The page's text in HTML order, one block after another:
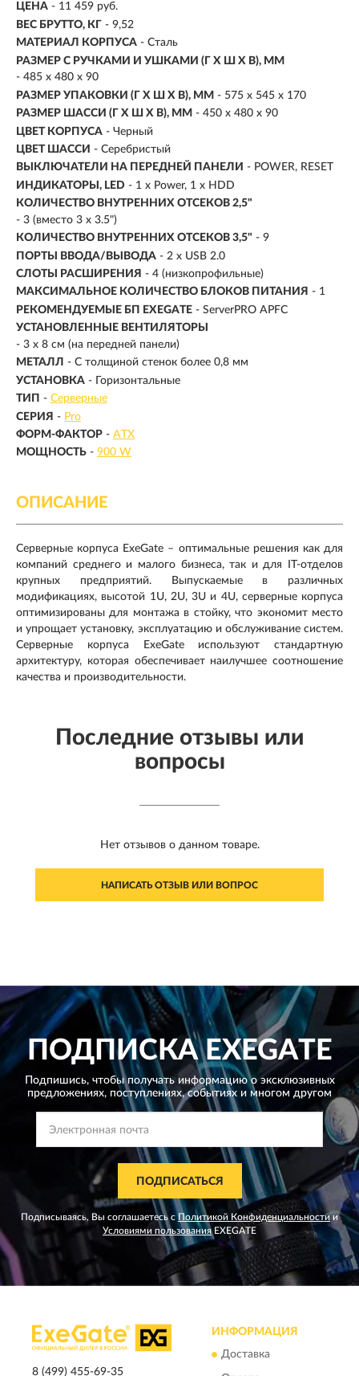
ЦЕНА - 11 459 руб.
ВЕС БРУТТО, КГ - 9,52
МАТЕРИАЛ КОРПУСА - Сталь
РАЗМЕР С РУЧКАМИ И УШКАМИ (Г X Ш X В), ММ
- 485 x 480 x 90
РАЗМЕР УПАКОВКИ (Г X Ш X B), ММ - 575 x 545 x 170
РАЗМЕР ШАССИ (Г X Ш X В), ММ - 450 x 480 x 90
ЦВЕТ КОРПУСА - Черный
ЦВЕТ ШАССИ - Серебристый
ВЫКЛЮЧАТЕЛИ НА ПЕРЕДНЕЙ ПАНЕЛИ - POWER, RESET
ИНДИКАТОРЫ, LED - 1 x Power, 1 x HDD
КОЛИЧЕСТВО ВНУТРЕННИХ ОТСЕКОВ 2,5"
- 3 (вместо 3 x 3.5")
КОЛИЧЕСТВО ВНУТРЕННИХ ОТСЕКОВ 3,5" - 9
ПОРТЫ ВВОДА/ВЫВОДА - 2 x USB 2.0
СЛОТЫ РАСШИРЕНИЯ - 4 (низкопрофильные)
МАКСИМАЛЬНОЕ КОЛИЧЕСТВО БЛОКОВ ПИТАНИЯ - 1
РЕКОМЕНДУЕМЫЕ БП EXEGATE - ServerPRO APFC
УСТАНОВЛЕННЫЕ ВЕНТИЛЯТОРЫ
- 3 x 8 см (на передней панели)
МЕТАЛЛ - С толщиной стенок более 0,8 мм
УСТАНОВКА - Горизонтальные
ТИП - Серверные
СЕРИЯ - Pro
ФОРМ-ФАКТОР - ATX
МОЩНОСТЬ - 900 W
ОПИСАНИЕ
Cерверные корпуса ExeGate – оптимальные решения как для
компаний среднего и малого бизнеса, так и для IT-отделов
крупных предприятий. Выпускаемые в различных
модификациях, высотой 1U, 2U, 3U и 4U, серверные корпуса
оптимизированы для монтажа в стойку, что экономит место
и упрощает установку, эксплуатацию и обслуживание систем.
Серверные корпуса ExeGate используют стандартную
архитектуру, которая обеспечивает наилучшее соотношение
качества и производительности.
Последние отзывы или
вопросы
Нет отзывов о данном товаре.
НАПИСАТЬ ОТЗЫВ ИЛИ ВОПРОС
ПОДПИСКАEXEGATE
Подпишись, чтобы получать информацию о эксклюзивных
предложениях, поступлениях, событиях и многом другом
ПОДПИСАТЬСЯ
Подписываясь, Вы соглашаетесь сПолитикой Конфиденциальности и
Условиями пользованияEXEGATE
8 (499) 455-69-35
ИНФОРМАЦИЯ
Доставка